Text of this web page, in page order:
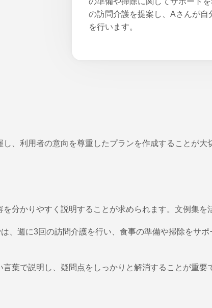
の訪問介護を提案し、Aさんが
を行います。
、利用者の意向を尊重したプランを作成することが大
分かりやすく説明することが求められます。文例集
、週に3回の訪問介護を行い、食事の準備や掃除をサ
葉で説明し、疑問点をしっかりと解消することが重要